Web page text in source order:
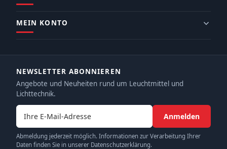
MEIN KONTO
NEWSLETTER ABONNIEREN
Angebote und Neuheiten rund um Leuchtmittel und
Lichttechnik.
E-Mail-Adresse
Anmelden
Abmeldung jederzeit möglich. Informationen zur Verarbeitung Ihrer
Daten finden Sie in unserer Datenschutzerklärung.